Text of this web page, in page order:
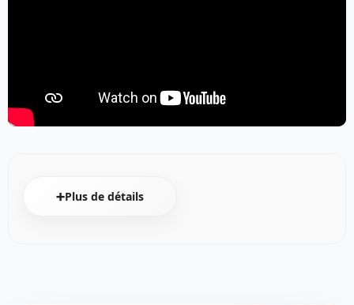
➕Plus de détails